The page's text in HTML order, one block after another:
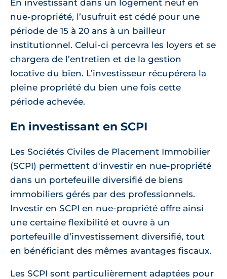
En investissant dans un logement neuf en
nue-propriété, l’usufruit est cédé pour une
période de 15 à 20 ans à un bailleur
institutionnel. Celui-ci percevra les loyers et se
chargera de l’entretien et de la gestion
locative du bien. L’investisseur récupérera la
pleine propriété du bien une fois cette
période achevée.
En investissant en SCPI
Les Sociétés Civiles de Placement Immobilier
(SCPI) permettent d'investir en nue-propriété
dans un portefeuille diversifié de biens
immobiliers gérés par des professionnels.
Investir en SCPI en nue-propriété offre ainsi
une certaine flexibilité et ouvre à un
portefeuille d’investissement diversifié, tout
en bénéficiant des mêmes avantages fiscaux.
Les SCPI sont particulièrement adaptées pour